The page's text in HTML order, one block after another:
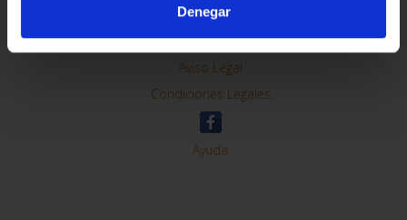
Denegar
Contacto
Preguntas Frequentes (FAQs)
Aviso Legal
Condiciones Legales
Ayuda